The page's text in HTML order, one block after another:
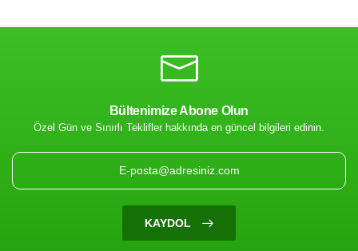
Bültenimize Abone Olun
Özel Gün ve Sınırlı Teklifler hakkında en güncel bilgileri edinin.
KAYDOL